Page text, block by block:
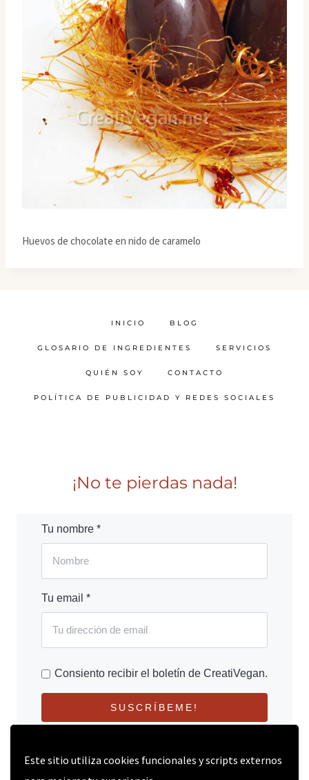
Este sitio utiliza cookies funcionales y scripts externos
Huevos de chocolate en nido de caramelo
INICIO BLOG
GLOSARIO DE INGREDIENTES SERVICIOS
QUIÉN SOY CONTACTO
POLÍTICA DE PUBLICIDAD Y REDES SOCIALES
¡No te pierdas nada!
Tu nombre *
Tu email *
Consiento recibir el boletín de CreatiVegan.
SUSCRÍBEME!